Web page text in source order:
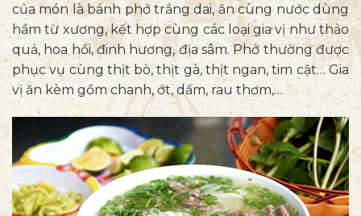
của món là bánh phở trắng dai, ăn cùng nước dùng
hầm từ xương, kết hợp cùng các loại gia vị như thảo
quả, hoa hồi, đinh hương, địa sâm. Phở thường được
phục vụ cùng thịt bò, thịt gà, thịt ngan, tim cật… Gia
vị ăn kèm gồm chanh, ớt, dấm, rau thơm,…